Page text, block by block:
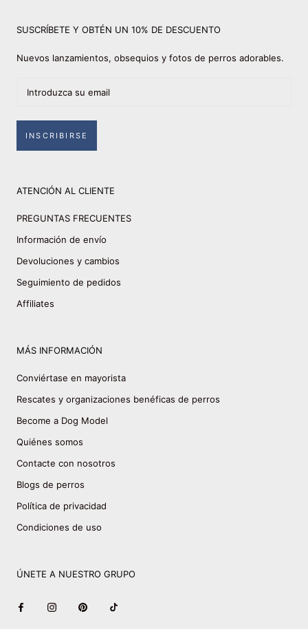
SUSCRÍBETE Y OBTÉN UN 10% DE DESCUENTO
Nuevos lanzamientos, obsequios y fotos de perros adorables.
INSCRIBIRSE
ATENCIÓN AL CLIENTE
PREGUNTAS FRECUENTES
Información de envío
Devoluciones y cambios
Seguimiento de pedidos
Affiliates
MÁS INFORMACIÓN
Conviértase en mayorista
Rescates y organizaciones benéficas de perros
Become a Dog Model
Quiénes somos
Contacte con nosotros
Blogs de perros
Política de privacidad
Condiciones de uso
ÚNETE A NUESTRO GRUPO